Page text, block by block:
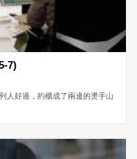
7)
人好過，約櫃成了兩邊的燙手山